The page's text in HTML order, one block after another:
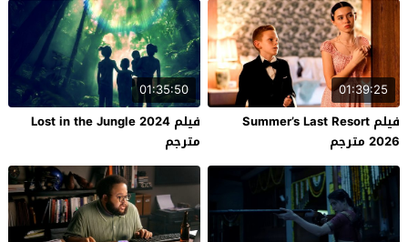
01:39:25
فيلم Summer’s Last Resort
2026 مترجم
01:35:50
فيلم Lost in the Jungle 2024
مترجم